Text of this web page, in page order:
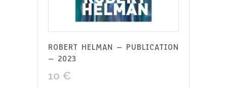
ROBERT HELMAN – PUBLICATION
– 2023
10 €